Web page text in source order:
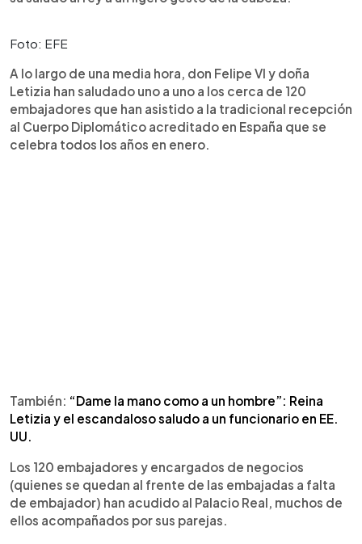
Foto: EFE
A lo largo de una media hora, don Felipe VI y doña
Letizia han saludado uno a uno a los cerca de 120
embajadores que han asistido a la tradicional recepción
al Cuerpo Diplomático acreditado en España que se
celebra todos los años en enero.
También: “Dame la mano como a un hombre”: Reina
Letizia y el escandaloso saludo a un funcionario en EE.
UU.
Los 120 embajadores y encargados de negocios
(quienes se quedan al frente de las embajadas a falta
de embajador) han acudido al Palacio Real, muchos de
ellos acompañados por sus parejas.